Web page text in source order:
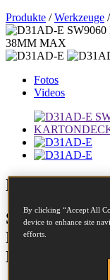
Produkte /Werkzeuge /
Fotos
Videos
D31AD-E
SW9060
MAX
By clicking “Accept All
device to enhance site
efforts.